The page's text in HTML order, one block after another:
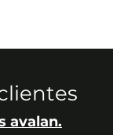
avalan.